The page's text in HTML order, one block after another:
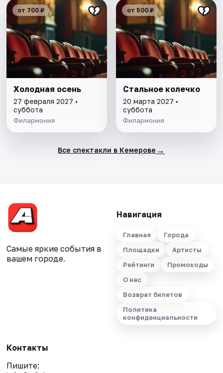
от 700 ₽
Холодная осень
27 февраля 2027 •
суббота
Филармония
от 500 ₽
Стальное колечко
20 марта 2027 •
суббота
Филармония
Все спектакли в Кемерове →
Самые яркие события в
вашем городе.
Навигация
Главная
Города
Площадки
Артисты
Рейтинги
Промокоды
О нас
Возврат билетов
Политика
конфиденциальности
Контакты
Пишите: